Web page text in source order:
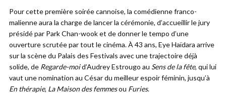
Pour cette première soirée cannoise, la comédienne franco-
malienne aura la charge de lancer la cérémonie, d’accueillir le jury
présidé par Park Chan-wook et de donner le tempo d’une
ouverture scrutée par tout le cinéma. À 43 ans, Eye Haïdara arrive
sur la scène du Palais des Festivals avec une trajectoire déjà
solide, de Regarde-moid’Audrey Estrougo au Sens de la fête, qui lui
vaut une nomination au César du meilleur espoir féminin, jusqu’à
En thérapie, La Maison des femmesou Furies.